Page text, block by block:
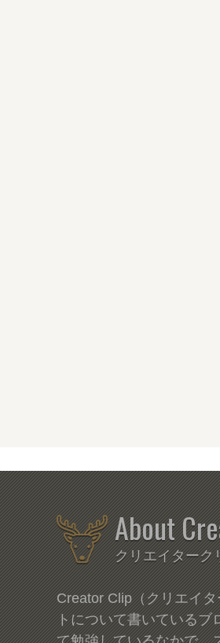
About
クリエイターク
Creator Clip（クリエイ
トについて書いている